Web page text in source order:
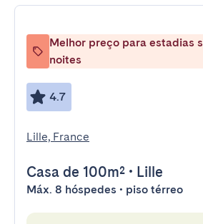
Melhor preço para estadias
noites
4.7
Lille, France
Casa de 100m² • Lille
Máx. 8 hóspedes • piso térreo